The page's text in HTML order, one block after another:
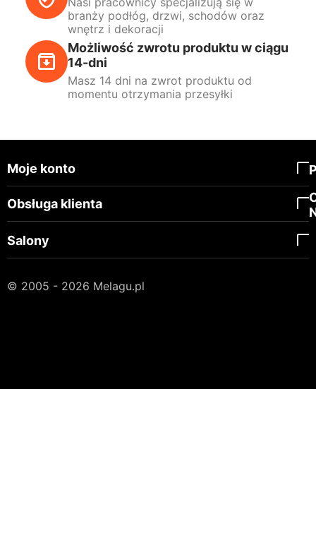
branży podłóg, drzwi, schodów oraz
wnętrz i dekoracji
Możliwość zwrotu produktu w ciągu
14-dni
Masz 14 dni na zwrot produktu od
momentu otrzymania przesyłki
Moje konto
Obsługa klienta
Salony
© 2005 - 2026 Melagu.pl